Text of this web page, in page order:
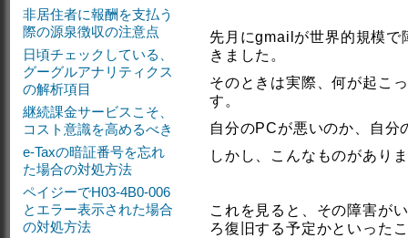
先月にgmailが世界的規模で
きました。
そのときは実際、何が起こ
す。
自分のPCが悪いのか、自分
しかし、こんなものがあり
これを見ると、その障害が
ろ復旧する予定かといった
非居住者に報酬を支払う
際の源泉徴収の注意点
日頃チェックしている、
グーグルアナリティクス
の解析項目
継続課金サービスこそ、
コスト意識を高めるべき
e-Taxの暗証番号を忘れ
た場合の対処方法
ペイジーでH03-4B0-006
とエラー表示された場合
の対処方法